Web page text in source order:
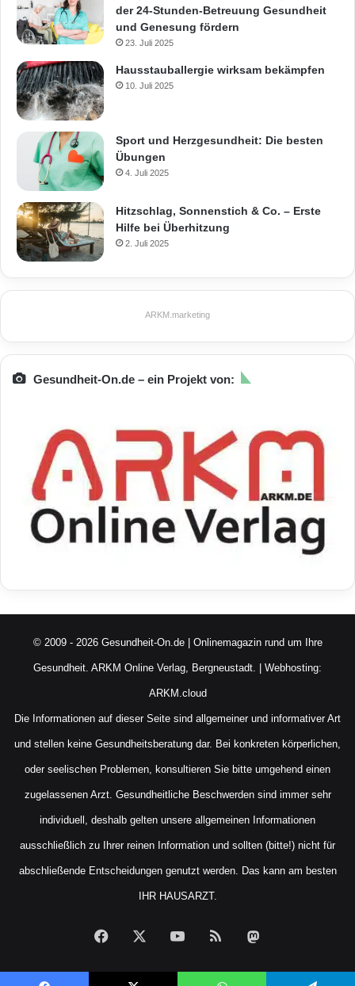
der 24-Stunden-Betreuung Gesundheit
und Genesung fördern
23. Juli 2025
Hausstauballergie wirksam bekämpfen
10. Juli 2025
Sport und Herzgesundheit: Die besten
Übungen
4. Juli 2025
Hitzschlag, Sonnenstich & Co. – Erste
Hilfe bei Überhitzung
2. Juli 2025
ARKM.marketing
Gesundheit-On.de – ein Projekt von:
© 2009 - 2026 Gesundheit-On.de | Onlinemagazin rund um Ihre
Gesundheit. ARKM Online Verlag, Bergneustadt. | Webhosting:
ARKM.cloud
Die Informationen auf dieser Seite sind allgemeiner und informativer Art
und stellen keine Gesundheitsberatung dar. Bei konkreten körperlichen,
oder seelischen Problemen, konsultieren Sie bitte umgehend einen
zugelassenen Arzt. Gesundheitliche Beschwerden sind immer sehr
individuell, deshalb gelten unsere allgemeinen Informationen
ausschließlich zu Ihrer reinen Information und sollten (bitte!) nicht für
abschließende Entscheidungen genutzt werden. Das kann am besten
IHR HAUSARZT.
Facebook YouTubeRSS